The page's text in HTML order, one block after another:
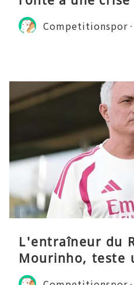
Competitionspor
L'entraîneur du
Mourinho, teste
ositif tactique